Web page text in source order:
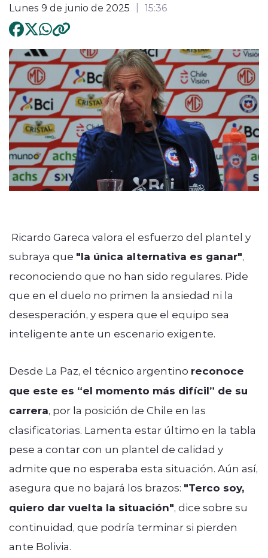
Lunes 9 de junio de 2025 15:36
Ricardo Gareca valora el esfuerzo del plantel y
subraya que "la única alternativa es ganar",
reconociendo que no han sido regulares. Pide
que en el duelo no primen la ansiedad ni la
desesperación, y espera que el equipo sea
inteligente ante un escenario exigente.
Desde La Paz, el técnico argentino reconoce
que este es “el momento más difícil” de su
carrera, por la posición de Chile en las
clasificatorias. Lamenta estar último en la tabla
pese a contar con un plantel de calidad y
admite que no esperaba esta situación. Aún así,
asegura que no bajará los brazos: "Terco soy,
quiero dar vuelta la situación", dice sobre su
continuidad, que podría terminar si pierden
ante Bolivia.